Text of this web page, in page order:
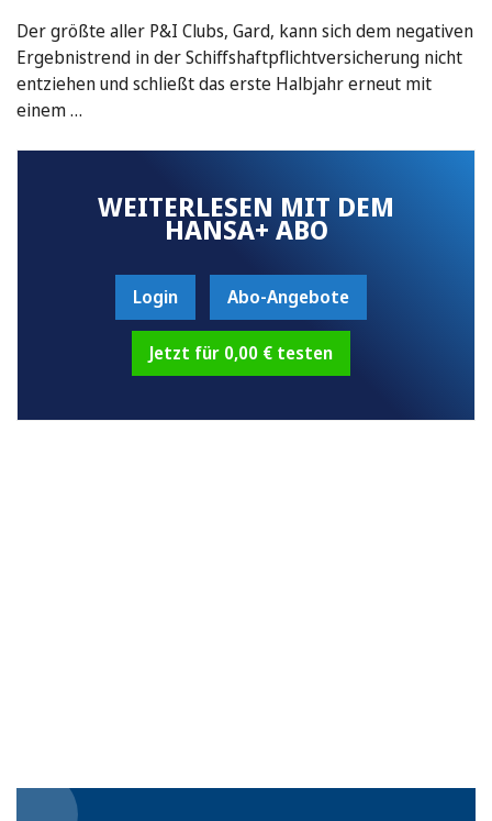
Der größte aller P&I Clubs, Gard, kann sich dem negativen
Ergebnistrend in der Schiffshaftpflichtversicherung nicht
entziehen und schließt das erste Halbjahr erneut mit
einem …
WEITERLESEN MIT DEM
HANSA+ ABO
Login Abo-Angebote
Jetzt für 0,00 € testen